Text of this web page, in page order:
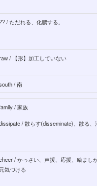
/ ただれる、化膿する。
/ 【形】加工していない
/ 南
/ 家族
/ 散らす(disseminate)、散る
/ かっさい、声援、応援、励まし
気づける